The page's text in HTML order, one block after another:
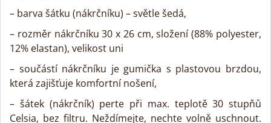
– barva šátku (nákrčníku) – světle šedá,
– rozměr nákrčníku 30 x 26 cm, složení (88% polyester,
12% elastan), velikost uni
– součástí nákrčníku je gumička s plastovou brzdou,
která zajišťuje komfortní nošení,
– šátek (nákrčník) perte při max. teplotě 30 stupňů
Celsia, bez filtru. Neždímejte, nechte volně uschnout.